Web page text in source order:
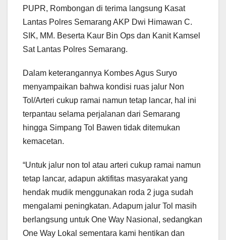
PUPR, Rombongan di terima langsung Kasat
Lantas Polres Semarang AKP Dwi Himawan C.
SIK, MM. Beserta Kaur Bin Ops dan Kanit Kamsel
Sat Lantas Polres Semarang.
Dalam keterangannya Kombes Agus Suryo
menyampaikan bahwa kondisi ruas jalur Non
Tol/Arteri cukup ramai namun tetap lancar, hal ini
terpantau selama perjalanan dari Semarang
hingga Simpang Tol Bawen tidak ditemukan
kemacetan.
“Untuk jalur non tol atau arteri cukup ramai namun
tetap lancar, adapun aktifitas masyarakat yang
hendak mudik menggunakan roda 2 juga sudah
mengalami peningkatan. Adapum jalur Tol masih
berlangsung untuk One Way Nasional, sedangkan
One Way Lokal sementara kami hentikan dan